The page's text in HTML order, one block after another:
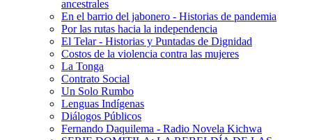
ancestrales
En el barrio del jabonero - Historias de pandemia
Por las rutas hacia la independencia
El Telar - Historias y Puntadas de Dignidad
Costos de la violencia contra las mujeres
La Tonga
Contrato Social
Un Solo Rumbo
Lenguas Indígenas
Diálogos Públicos
Fernando Daquilema - Radio Novela Kichwa